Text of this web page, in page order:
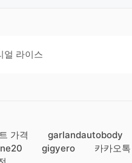
라이스
가격
garlandautobody
gigyero
카카오톡